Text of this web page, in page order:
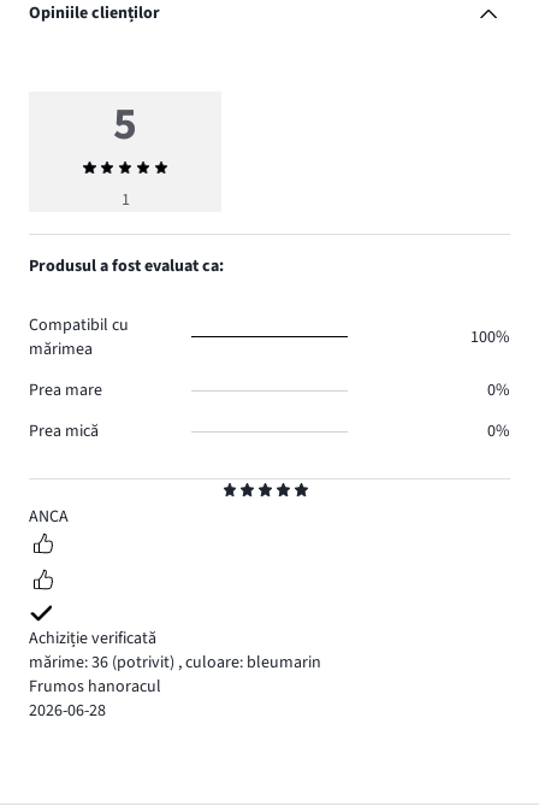
Opiniile clienților
5
ANCA
Achiziție verificată
mărime: 36 (potrivit) ,culoare: bleumarin
Frumos hanoracul
2026-06-28
5
Evaluarea
medie
1
Produsul a fost evaluat ca:
Compatibil cu
mărimea
100%
Prea mare
0%
Prea mică
0%